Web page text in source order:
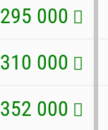
295 000
310 000
352 000